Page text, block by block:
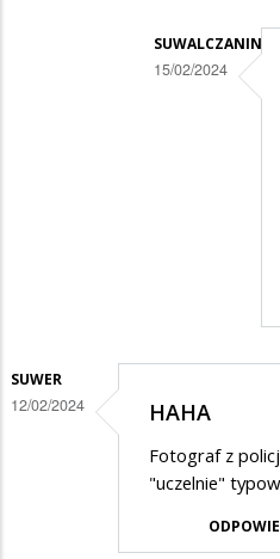
Prostuję.....
SUWALCZANIN
15/02/2024
było
żadnej…
SUWER
12/02/2024 HAHA
Fotograf z
"uczelnie"